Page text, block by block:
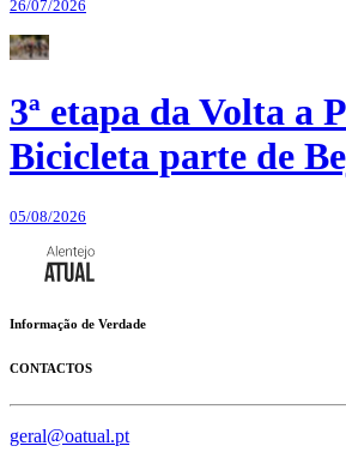
26/07/2026
3ª etapa da Volta a
Bicicleta parte de
05/08/2026
Informação de Verdade
CONTACTOS
geral@oatual.pt